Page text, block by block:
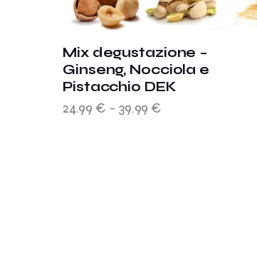
Mix degustazione –
Ginseng, Nocciola e
Pistacchio DEK
24.99 € - 39.99 €